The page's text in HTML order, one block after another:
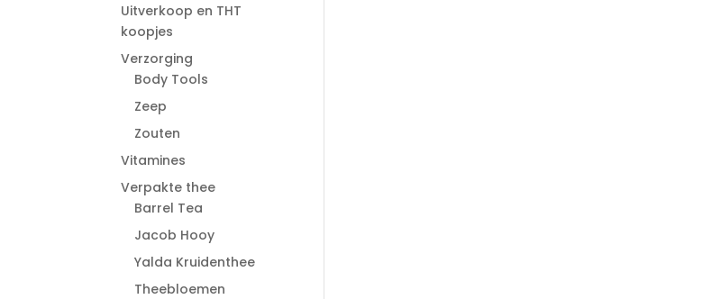
Uitverkoop en THT
koopjes
Verzorging
Body Tools
Zeep
Zouten
Vitamines
Verpakte thee
Barrel Tea
Jacob Hooy
Yalda Kruidenthee
Theebloemen